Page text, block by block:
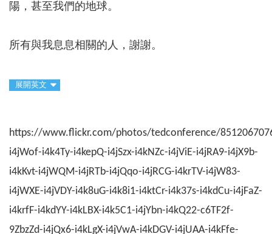
陽，甚至我們的地球。
所有與我息息相關的人，謝謝。
展開英文
https://www.flickr.com/photos/tedconference/
i4jWof-i4k4Ty-i4kepQ-i4jSzx-i4kNZc-i4jViE-i4jRA9-i4jX9b-
i4kKvt-i4jWQM-i4jRTb-i4jQqo-i4jRCG-i4krTV-i4jW83-
i4jWXE-i4jVDY-i4k8uG-i4k8i1-i4ktCr-i4k37s-i4kdCu-i4jFaZ-
i4krfF-i4kdYY-i4kLBX-i4k5C1-i4jYbn-i4kQ22-c6TF2f-
9ZbzZd-i4jQx6-i4kLgX-i4jVwA-i4kDGV-i4jUAA-i4kFfe-